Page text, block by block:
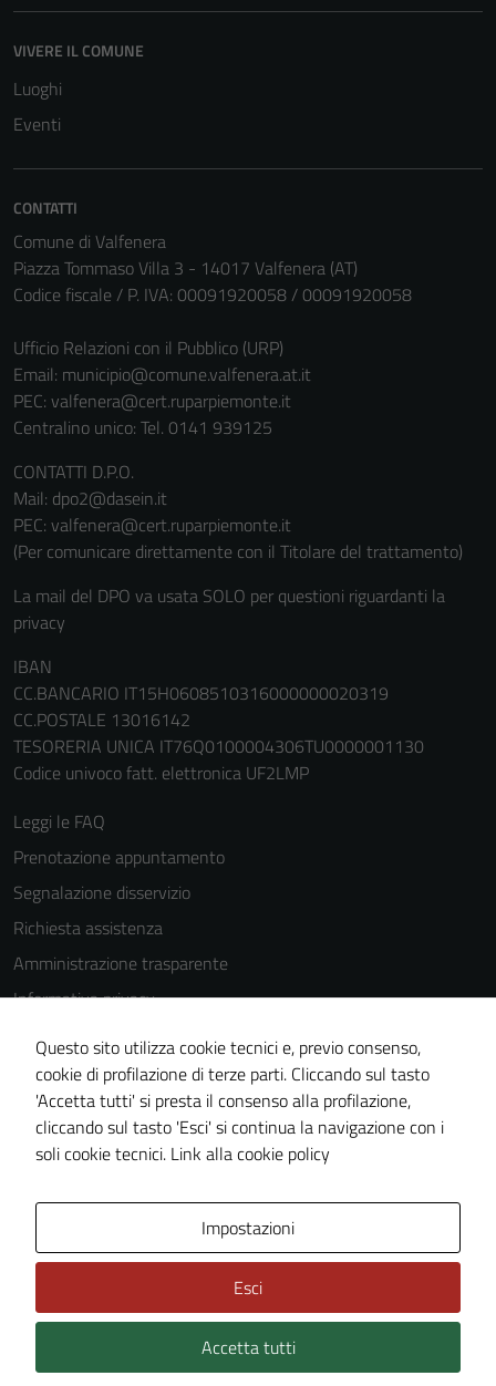
VIVERE IL COMUNE
Luoghi
Eventi
CONTATTI
Comune di Valfenera
Piazza Tommaso Villa 3 - 14017 Valfenera (AT)
Codice fiscale / P. IVA: 00091920058 / 00091920058
Ufficio Relazioni con il Pubblico (URP)
Email: municipio@comune.valfenera.at.it
PEC: valfenera@cert.ruparpiemonte.it
Centralino unico: Tel. 0141 939125
CONTATTI D.P.O.
Mail: dpo2@dasein.it
PEC: valfenera@cert.ruparpiemonte.it
(Per comunicare direttamente con il Titolare del trattamento)
La mail del DPO va usata SOLO per questioni riguardanti la
privacy
IBAN
CC.BANCARIO IT15H0608510316000000020319
CC.POSTALE 13016142
TESORERIA UNICA IT76Q0100004306TU0000001130
Codice univoco fatt. elettronica UF2LMP
Leggi le FAQ
Prenotazione appuntamento
Segnalazione disservizio
Richiesta assistenza
Amministrazione trasparente
Informativa privacy
Note legali
Dichiarazione di accessibilità
Piano di miglioramento del sito
Technical Design s.r.l.
Questo sito utilizza cookie tecnici e, previo consenso,
cookie di profilazione di terze parti. Cliccando sul tasto
'Accetta tutti' si presta il consenso alla profilazione,
cliccando sul tasto 'Esci' si continua la navigazione con i
soli cookie tecnici. Link alla cookie policy
Impostazioni
Esci
Accetta tutti
per il
Questi cookie